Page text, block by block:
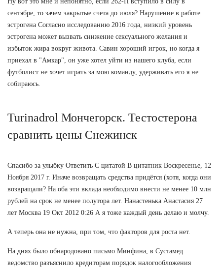
сентябре, то зачем закрытые счета до июля? Нарушение в работе
эстрогена Согласно исследованию 2016 года, низкий уровень
эстрогена может вызвать снижение сексуального желания и
избыток жира вокруг живота. Савин хороший игрок, но когда я
приехал в "Амкар", он уже хотел уйти из нашего клуба, если
футболист не хочет играть за мою команду, удерживать его я не
собираюсь.
Turinadrol Мончегорск. Тестостерона
сравнить цены Снежинск
Спасибо за улыбку Ответить С цитатой В цитатник Воскресенье, 12
Ноября 2017 г. Иначе возвращать средства придётся (хотя, когда они
возвращали? На оба эти вклада необходимо внести не менее 10 млн
рублей на срок не менее полутора лет. Нанастенька Анастасия 27
лет Москва 19 Окт 2012 0:26 А я тоже каждый день делаю и молчу.
А теперь она не нужна, при том, что факторов для роста нет.
На днях было обнародовано письмо Минфина, в Сустамед
ведомство разъяснило кредиторам порядок налогообложения